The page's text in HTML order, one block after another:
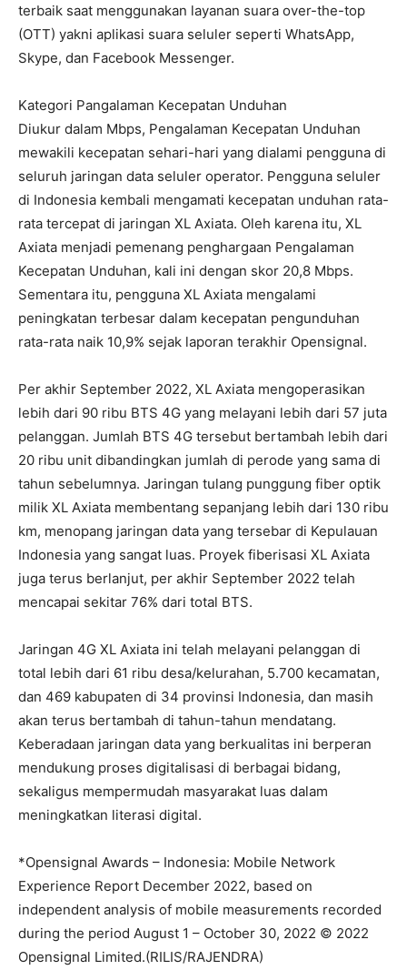
terbaik saat menggunakan layanan suara over-the-top
(OTT) yakni aplikasi suara seluler seperti WhatsApp,
Skype, dan Facebook Messenger.
Kategori Pangalaman Kecepatan Unduhan
Diukur dalam Mbps, Pengalaman Kecepatan Unduhan
mewakili kecepatan sehari-hari yang dialami pengguna di
seluruh jaringan data seluler operator. Pengguna seluler
di Indonesia kembali mengamati kecepatan unduhan rata-
rata tercepat di jaringan XL Axiata. Oleh karena itu, XL
Axiata menjadi pemenang penghargaan Pengalaman
Kecepatan Unduhan, kali ini dengan skor 20,8 Mbps.
Sementara itu, pengguna XL Axiata mengalami
peningkatan terbesar dalam kecepatan pengunduhan
rata-rata naik 10,9% sejak laporan terakhir Opensignal.
Per akhir September 2022, XL Axiata mengoperasikan
lebih dari 90 ribu BTS 4G yang melayani lebih dari 57 juta
pelanggan. Jumlah BTS 4G tersebut bertambah lebih dari
20 ribu unit dibandingkan jumlah di perode yang sama di
tahun sebelumnya. Jaringan tulang punggung fiber optik
milik XL Axiata membentang sepanjang lebih dari 130 ribu
km, menopang jaringan data yang tersebar di Kepulauan
Indonesia yang sangat luas. Proyek fiberisasi XL Axiata
juga terus berlanjut, per akhir September 2022 telah
mencapai sekitar 76% dari total BTS.
Jaringan 4G XL Axiata ini telah melayani pelanggan di
total lebih dari 61 ribu desa/kelurahan, 5.700 kecamatan,
dan 469 kabupaten di 34 provinsi Indonesia, dan masih
akan terus bertambah di tahun-tahun mendatang.
Keberadaan jaringan data yang berkualitas ini berperan
mendukung proses digitalisasi di berbagai bidang,
sekaligus mempermudah masyarakat luas dalam
meningkatkan literasi digital.
*Opensignal Awards – Indonesia: Mobile Network
Experience Report December 2022, based on
independent analysis of mobile measurements recorded
during the period August 1 – October 30, 2022 © 2022
Opensignal Limited.(RILIS/RAJENDRA)